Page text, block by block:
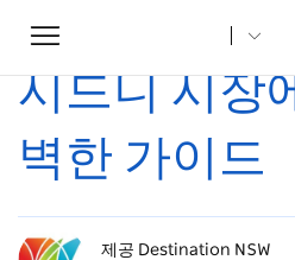
Toggle
navigation
집
시드니 시장
벽한 가이드
제공 Destination NSW